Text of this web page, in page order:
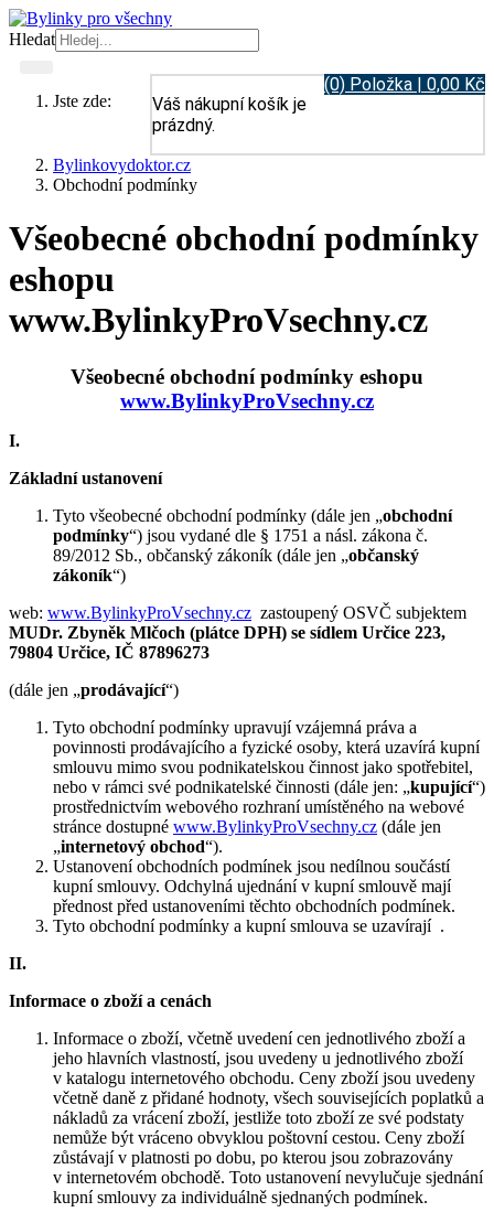
Hledat
(0) Položka | 0,00 Kč
Váš nákupní košík je
prázdný.
Jste zde:
Bylinkovydoktor.cz
Obchodní podmínky
Všeobecné obchodní podmínky
eshopu
www.BylinkyProVsechny.cz
Všeobecné obchodní podmínky eshopu
www.BylinkyProVsechny.cz
I.
Základní ustanovení
Tyto všeobecné obchodní podmínky (dále jen „obchodní
podmínky“) jsou vydané dle § 1751 a násl. zákona č.
89/2012 Sb., občanský zákoník (dále jen „občanský
zákoník“)
web: www.BylinkyProVsechny.cz zastoupený OSVČ subjektem
MUDr. Zbyněk Mlčoch (plátce DPH) se sídlem Určice 223,
79804 Určice, IČ 87896273
(dále jen „prodávající“)
Tyto obchodní podmínky upravují vzájemná práva a
povinnosti prodávajícího a fyzické osoby, která uzavírá kupní
smlouvu mimo svou podnikatelskou činnost jako spotřebitel,
nebo v rámci své podnikatelské činnosti (dále jen: „kupující“)
prostřednictvím webového rozhraní umístěného na webové
stránce dostupné www.BylinkyProVsechny.cz (dále jen
„internetový obchod“).
Ustanovení obchodních podmínek jsou nedílnou součástí
kupní smlouvy. Odchylná ujednání v kupní smlouvě mají
přednost před ustanoveními těchto obchodních podmínek.
Tyto obchodní podmínky a kupní smlouva se uzavírají .
II.
Informace o zboží a cenách
Informace o zboží, včetně uvedení cen jednotlivého zboží a
jeho hlavních vlastností, jsou uvedeny u jednotlivého zboží
v katalogu internetového obchodu. Ceny zboží jsou uvedeny
včetně daně z přidané hodnoty, všech souvisejících poplatků a
nákladů za vrácení zboží, jestliže toto zboží ze své podstaty
nemůže být vráceno obvyklou poštovní cestou. Ceny zboží
zůstávají v platnosti po dobu, po kterou jsou zobrazovány
v internetovém obchodě. Toto ustanovení nevylučuje sjednání
kupní smlouvy za individuálně sjednaných podmínek.